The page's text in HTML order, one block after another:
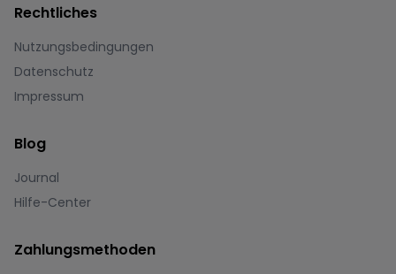
Rechtliches
Nutzungsbedingungen
Datenschutz
Impressum
Blog
Journal
Hilfe-Center
Zahlungsmethoden